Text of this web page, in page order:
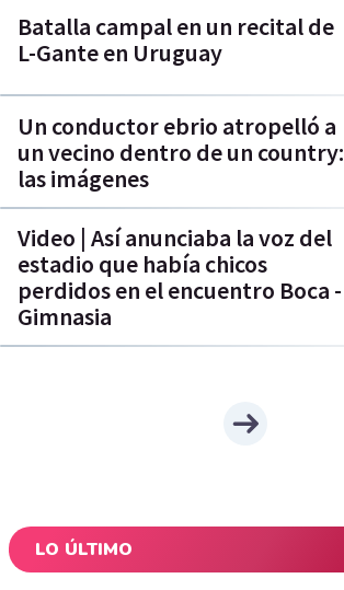
Batalla campal en un recital de
L-Gante en Uruguay
Un conductor ebrio atropelló a
un vecino dentro de un country:
las imágenes
Video | Así anunciaba la voz del
estadio que había chicos
perdidos en el encuentro Boca -
Gimnasia
LO ÚLTIMO